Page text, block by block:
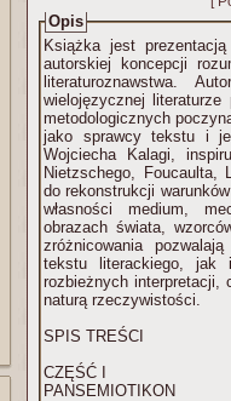
Opis
Książka jest prezentacją
autorskiej koncepcji
literaturoznawstwa.
wielojęzycznej
metodologicznych
jako sprawcy tekstu i
Wojciecha Kalagi,
Nietzschego, Foucaulta,
do rekonstrukcji
własności medium,
obrazach świata,
zróżnicowania
tekstu literackiego, jak
rozbieżnych interpretacji,
naturą rzeczywistości.
SPIS TREŚCI
CZĘŚĆ I
PANSEMIOTIKON